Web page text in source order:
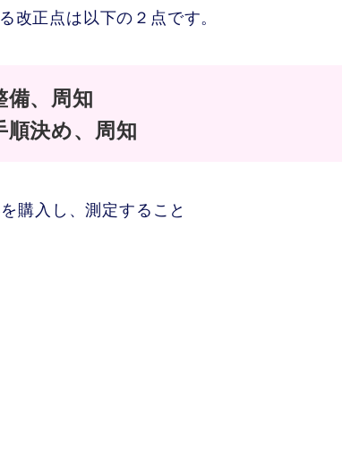
改正点は以下の２点です。
、周知
決め、周知
購入し、測定すること